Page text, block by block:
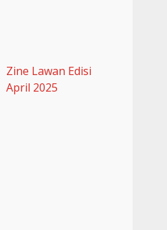
Zine Lawan Edisi
April 2025